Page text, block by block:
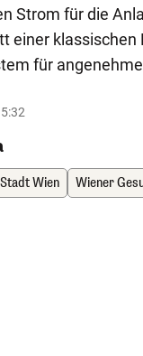
Strom für die
einer
für
Stadt Wien Wiener